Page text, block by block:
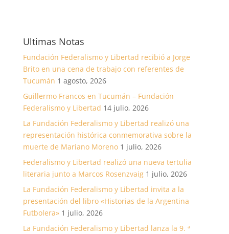
Ultimas Notas
Fundación Federalismo y Libertad recibió a Jorge
Brito en una cena de trabajo con referentes de
Tucumán 1 agosto, 2026
Guillermo Francos en Tucumán – Fundación
Federalismo y Libertad 14 julio, 2026
La Fundación Federalismo y Libertad realizó una
representación histórica conmemorativa sobre la
muerte de Mariano Moreno 1 julio, 2026
Federalismo y Libertad realizó una nueva tertulia
literaria junto a Marcos Rosenzvaig 1 julio, 2026
La Fundación Federalismo y Libertad invita a la
presentación del libro «Historias de la Argentina
Futbolera» 1 julio, 2026
La Fundación Federalismo y Libertad lanza la 9. ª